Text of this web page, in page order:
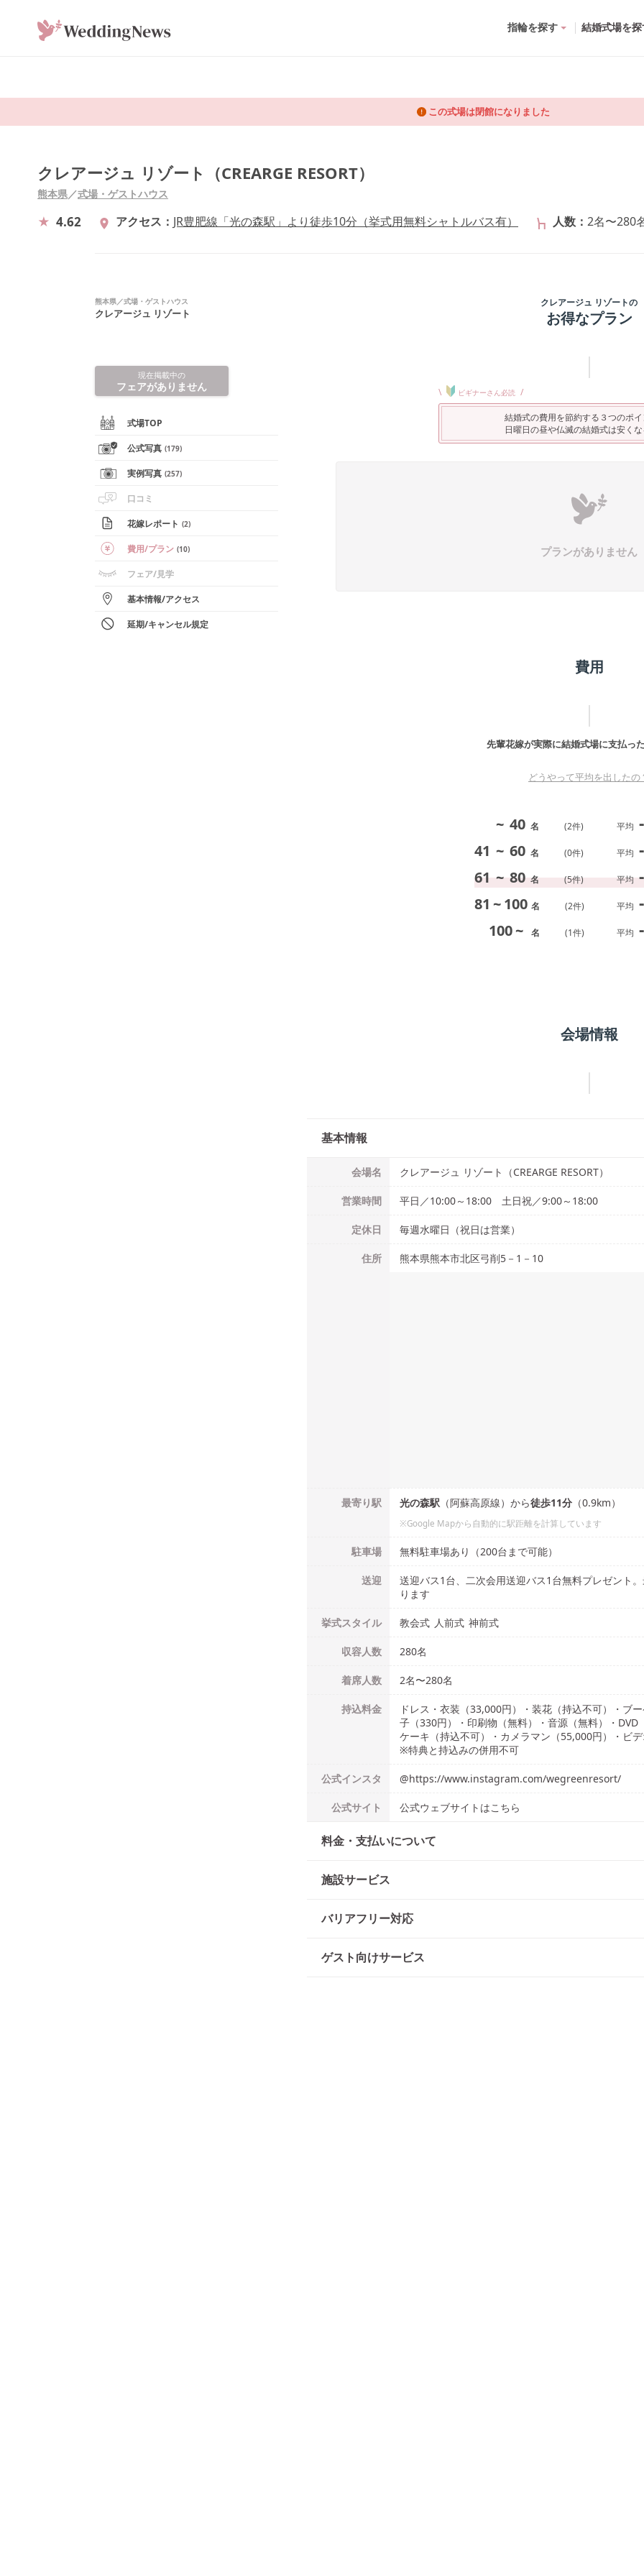
指輪を探す 結婚式場を
この式場は閉館になりました
クレアージュ リゾート（CREARGE RESORT）
熊本県／式場・ゲストハウス
4.62 アクセス JR豊肥線「光の森駅」より徒歩10分（挙式用無料シャトルバス有） 人数 2名〜280
熊本県／式場・ゲストハウス
クレアージュ リゾート
現在掲載中の
フェアがありません
式場TOP
公式写真 (179)
実例写真 (257)
口コミ
花嫁レポート (2)
費用/プラン (10)
フェア/見学
基本情報/アクセス
延期/キャンセル規定
クレアージュ リゾートの
お得なプラン
\ ビギナーさん必読 /
結婚式の費用を節約する３つのポイ
日曜日の昼や仏滅の結婚式は安くな
プランがありません
費用
先輩花嫁が実際に結婚式場に支払っ
どうやって平均を出したの
~ 40 名 (2件) 平均 -
41 ~ 60 名 (0件) 平均 -
61 ~ 80 名 (5件) 平均 -
81 ~ 100 名 (2件) 平均 -
100~ 名 (1件) 平均 -
会場情報
基本情報
会場名 クレアージュ リゾート（CREARGE RESORT）
営業時間 平日／10:00～18:00 土日祝／9:00～18:00
定休日 毎週水曜日（祝日は営業）
住所 熊本県熊本市北区弓削5－1－10
最寄り駅 光の森駅 （阿蘇高原線） から徒歩11分 （0.9km）
※Google Mapから自動的に駅距離を計算しています
駐車場 無料駐車場あり（200台まで可能）
送迎
送迎バス1台、二次会用送迎バス1台無料プレゼント
ります
挙式スタイル 教会式 人前式 神前式
収容人数 280名
着席人数 2名〜280名
持込料金
ドレス・衣装（33,000円）・装花（持込不可）・ブ
子（330円）・印刷物（無料）・音源（無料）・
ケーキ（持込不可）・カメラマン（55,000円）・ビデ
※特典と持込みの併用不可
公式インスタ @https://www.instagram.com/wegreenresort/
公式サイト 公式ウェブサイトはこちら
料金・支払いについて
施設サービス
バリアフリー対応
ゲスト向けサービス